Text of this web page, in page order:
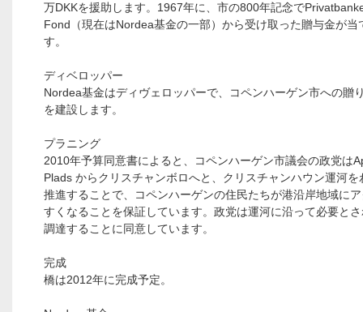
万DKKを援助します。1967年に、市の800年記念で
Fond（現在はNordea基金の一部）から受け取った贈与金が当
す。
ディベロッパー
Nordea基金はディヴェロッパーで、コペンハーゲン市への贈
を建設します。
プラニング
2010年予算同意書によると、コペンハーゲン市議会の政党は
Plads からクリスチャンボロへと、クリスチャンハウン運河を
推進することで、コペンハーゲンの住民たちが港沿岸地域に
すくなることを保証しています。政党は運河に沿って必要と
調達することに同意しています。
完成
橋は2012年に完成予定。